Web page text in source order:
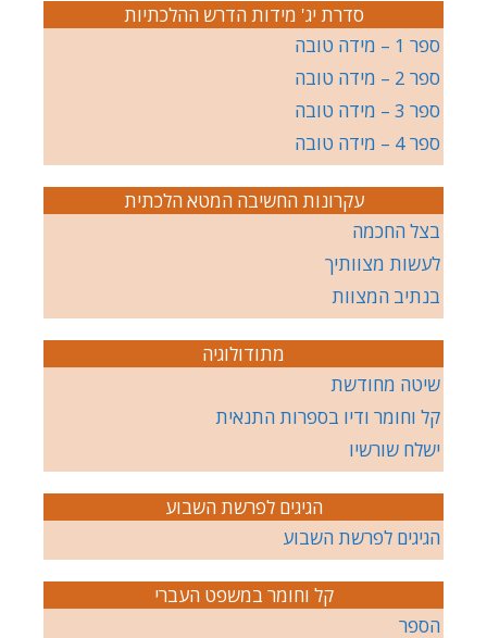
סדרת יג' מידות הדרש ההלכתיות
ספר 1 – מידה טובה
ספר 2 – מידה טובה
ספר 3 – מידה טובה
ספר 4 – מידה טובה
עקרונות החשיבה המטא הלכתית
בצל החכמה
לעשות מצוותיך
בנתיב המצוות
מתודולוגיה
שיטה מחודשת
קל וחומר ודיו בספרות התנאית
ישלח שורשיו
הגיגים לפרשת השבוע
הגיגים לפרשת השבוע
קל וחומר במשפט העברי
הספר